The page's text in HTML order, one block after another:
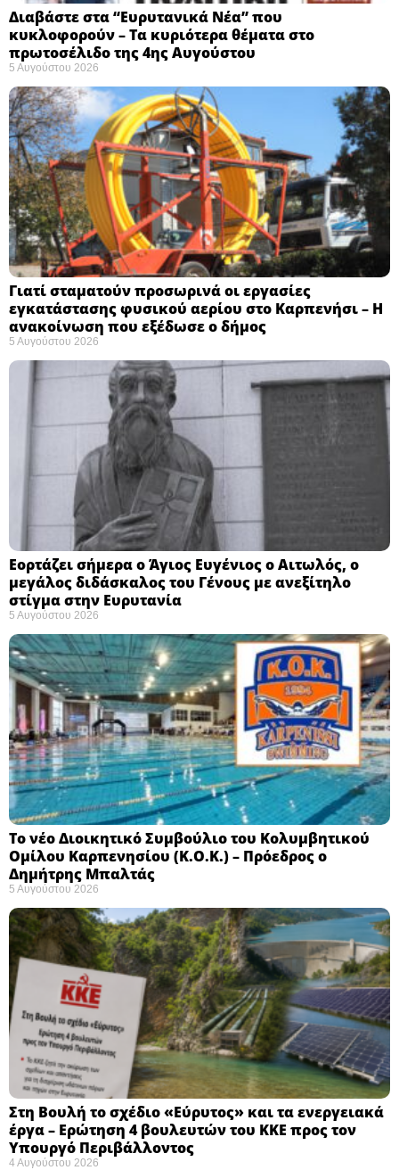
Διαβάστε στα “Ευρυτανικά Νέα” που
κυκλοφορούν – Τα κυριότερα θέματα στο
πρωτοσέλιδο της 4ης Αυγούστου
5 Αυγούστου 2026
Γιατί σταματούν προσωρινά οι εργασίες
εγκατάστασης φυσικού αερίου στο Καρπενήσι – Η
ανακοίνωση που εξέδωσε ο δήμος
5 Αυγούστου 2026
Εορτάζει σήμερα ο Άγιος Ευγένιος ο Αιτωλός, ο
μεγάλος διδάσκαλος του Γένους με ανεξίτηλο
στίγμα στην Ευρυτανία
5 Αυγούστου 2026
Το νέο Διοικητικό Συμβούλιο του Κολυμβητικού
Ομίλου Καρπενησίου (Κ.Ο.Κ.) – Πρόεδρος ο
Δημήτρης Μπαλτάς
5 Αυγούστου 2026
Στη Βουλή το σχέδιο «Εύρυτος» και τα ενεργειακά
έργα – Ερώτηση 4 βουλευτών του ΚΚΕ προς τον
Υπουργό Περιβάλλοντος
4 Αυγούστου 2026